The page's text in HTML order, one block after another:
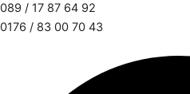
089 / 17 87 64 92
0176 / 83 00 70 43